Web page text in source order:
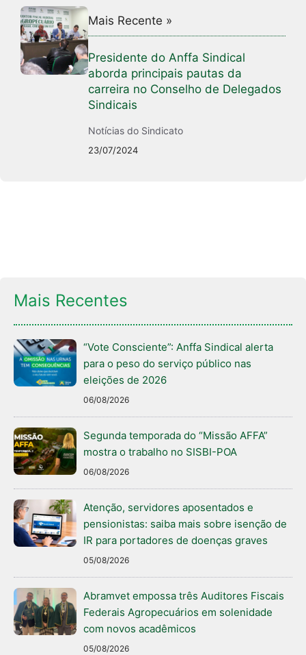
Mais Recente »
Presidente do Anffa Sindical
aborda principais pautas da
carreira no Conselho de Delegados
Sindicais
Notícias do Sindicato
23/07/2024
Mais Recentes
“Vote Consciente”: Anffa Sindical alerta
para o peso do serviço público nas
eleições de 2026
06/08/2026
Segunda temporada do “Missão AFFA”
mostra o trabalho no SISBI-POA
06/08/2026
Atenção, servidores aposentados e
pensionistas: saiba mais sobre isenção de
IR para portadores de doenças graves
05/08/2026
Abramvet empossa três Auditores Fiscais
Federais Agropecuários em solenidade
com novos acadêmicos
05/08/2026